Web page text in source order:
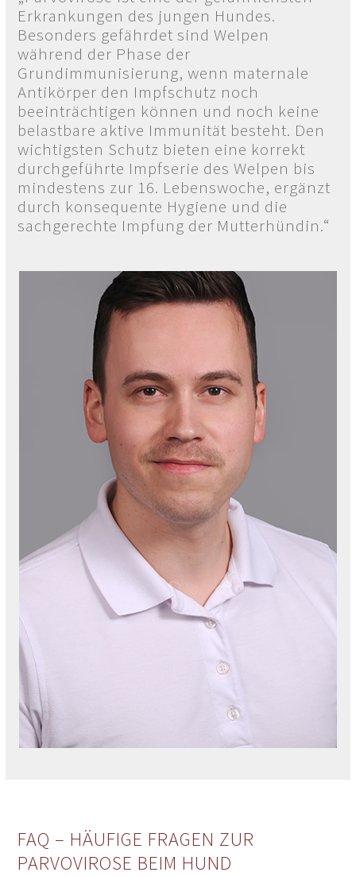
Erkrankungen des jungen Hundes.
Besonders gefährdet sind Welpen
während der Phase der
Grundimmunisierung, wenn maternale
Antikörper den Impfschutz noch
beeinträchtigen können und noch keine
belastbare aktive Immunität besteht. Den
wichtigsten Schutz bieten eine korrekt
durchgeführte Impfserie des Welpen bis
mindestens zur 16. Lebenswoche, ergänzt
durch konsequente Hygiene und die
sachgerechte Impfung der Mutterhündin.“
FAQ – HÄUFIGE FRAGEN ZUR
PARVOVIROSE BEIM HUND